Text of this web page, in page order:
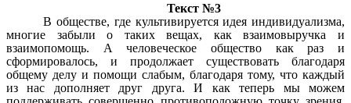
Текст №3
В обществе, где культивируется идея индивидуализма,
многие забыли о таких вещах, как взаимовыручка и
взаимопомощь. А человеческое общество как раз и
сформировалось, и продолжает существовать благодаря
общему делу и помощи слабым, благодаря тому, что каждый
из нас дополняет друг друга. И как теперь мы можем